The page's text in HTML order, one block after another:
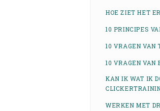
HOE ZIET HET
10 PRINCIPES
10 VRAGEN VAN
10 VRAGEN VAN
KAN IK WAT IK
WERKEN MET